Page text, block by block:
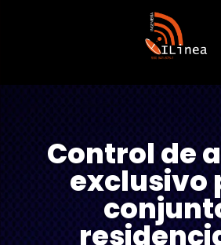
Control de
exclusivo